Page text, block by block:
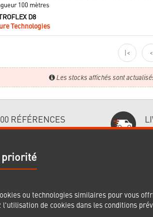
100 mètres
D8
Technologies
|< <
Les stocks affichés sont
RÉFÉRENCES
et disponibles
Comment commander ?
priorité
ou technologies similaires pour vous
de cookies dans les conditions